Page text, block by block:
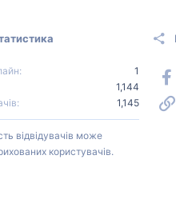
1
1,144
1,145
відвідувачів може
користувачів.